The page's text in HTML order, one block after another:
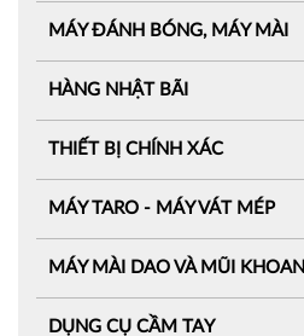
MÁY ĐÁNH BÓNG, MÁY MÀI
HÀNG NHẬT BÃI
THIẾT BỊ CHÍNH XÁC
MÁY TARO - MÁY VÁT MÉP
MÁY MÀI DAO VÀ MŨI KHOAN
DỤNG CỤ CẦM TAY